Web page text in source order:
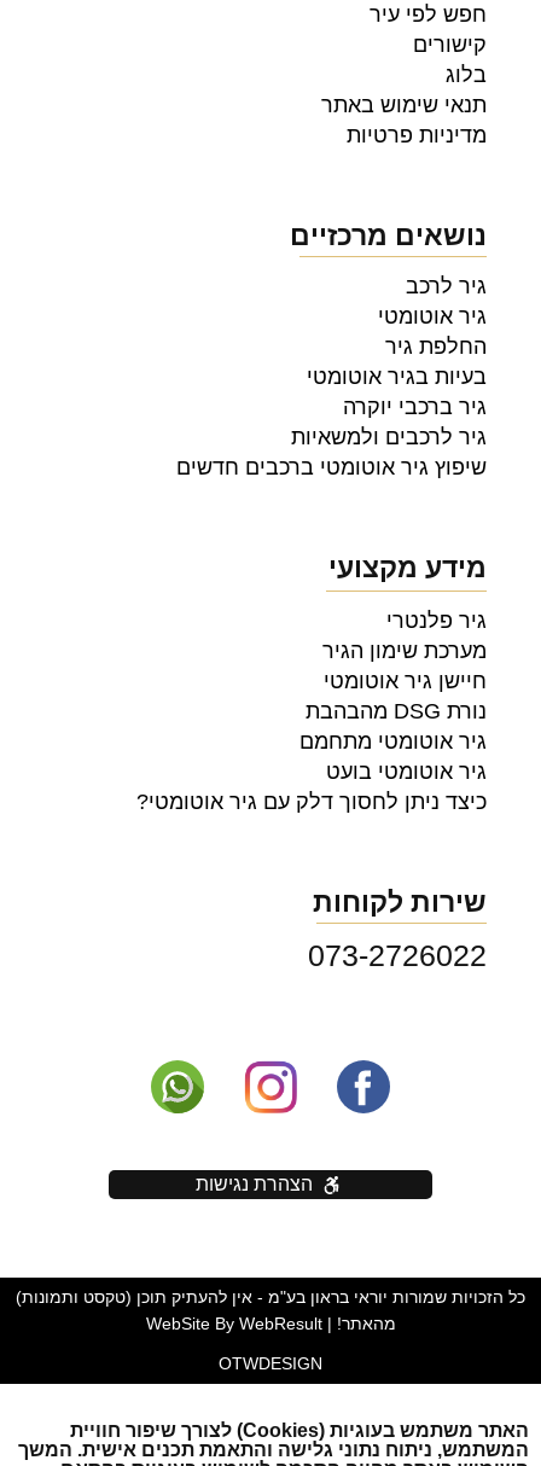
חפש לפי עיר
קישורים
בלוג
תנאי שימוש באתר
מדיניות פרטיות
נושאים מרכזיים
גיר לרכב
גיר אוטומטי
החלפת גיר
בעיות בגיר אוטומטי
גיר ברכבי יוקרה
גיר לרכבים ולמשאיות
שיפוץ גיר אוטומטי ברכבים חדשים
מידע מקצועי
גיר פלנטרי
מערכת שימון הגיר
חיישן גיר אוטומטי
נורת DSG מהבהבת
גיר אוטומטי מתחמם
גיר אוטומטי בועט
כיצד ניתן לחסוך דלק עם גיר אוטומטי?
שירות לקוחות
073-2726022
הצהרת נגישות
OTWDESIGN
כל הזכויות שמורות יוראי בראון בע"מ - אין להעתיק תוכן (טקסט ותמונות)
מהאתר! | WebSite By WebResult
האתר משתמש בעוגיות (Cookies) לצורך שיפור חוויית
המשתמש, ניתוח נתוני גלישה והתאמת תכנים אישית. המשך